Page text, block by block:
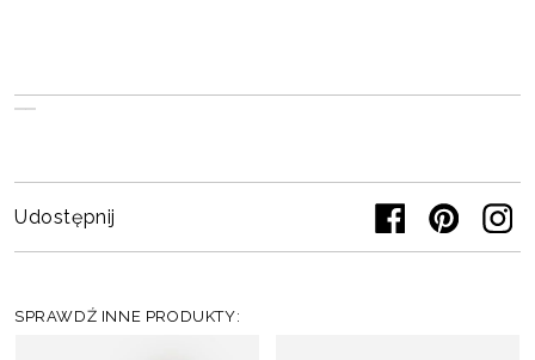
Udostępnij
SPRAWDŹ INNE PRODUKTY: